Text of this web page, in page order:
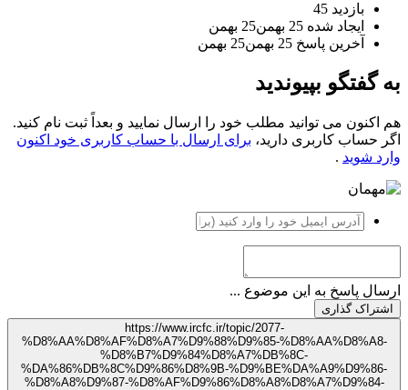
بازدید 45
ایجاد شده 25 بهمن
25 بهمن
آخرین پاسخ 25 بهمن 25 بهمن
به گفتگو بپیوندید
هم اکنون می توانید مطلب خود را ارسال نمایید و بعداً ثبت نام کنید.
اگر حساب کاربری دارید، برای ارسال با حساب کاربری خود اکنون
وارد شوید .
ارسال پاسخ به این موضوع ...
اشتراک گذاری
https://www.ircfc.ir/topic/2077-
%D8%AA%D8%AF%D8%A7%D9%88%D9%85-%D8%AA%D8%A8-
%D8%B7%D9%84%D8%A7%DB%8C-
%DA%86%DB%8C%D9%86%D8%9B-%D9%BE%DA%A9%D9%86-
%D8%A8%D9%87-%D8%AF%D9%86%D8%A8%D8%A7%D9%84-